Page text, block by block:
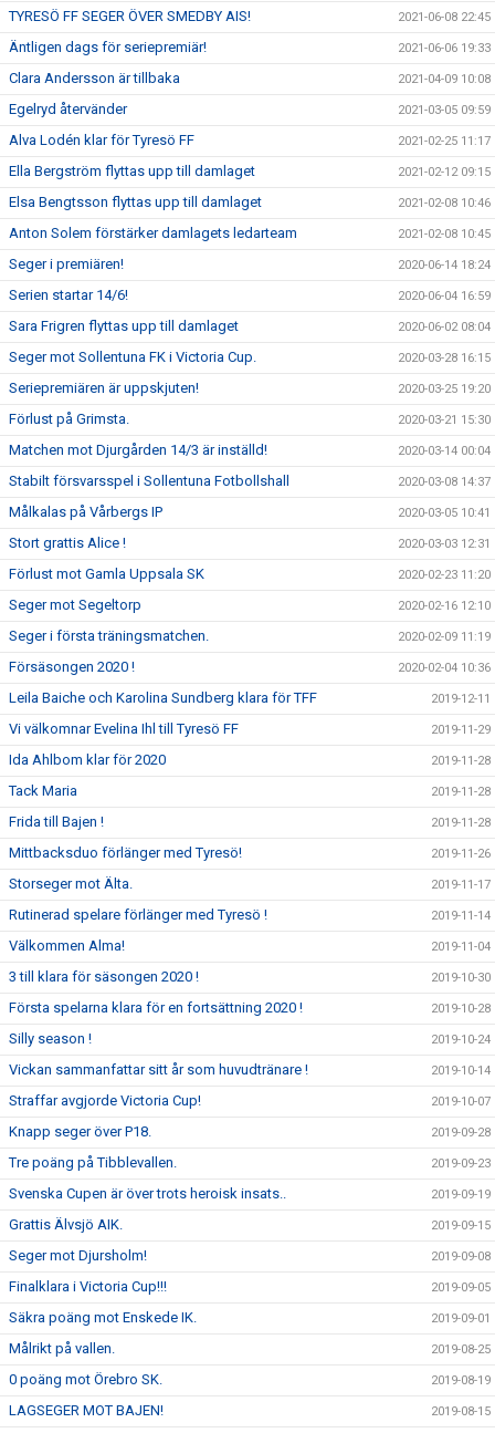
TYRESÖ FF SEGER ÖVER SMEDBY AIS! 2021-06-08 22:45
Äntligen dags för seriepremiär! 2021-06-06 19:33
Clara Andersson är tillbaka 2021-04-09 10:08
Egelryd återvänder 2021-03-05 09:59
Alva Lodén klar för Tyresö FF 2021-02-25 11:17
Ella Bergström flyttas upp till damlaget 2021-02-12 09:15
Elsa Bengtsson flyttas upp till damlaget 2021-02-08 10:46
Anton Solem förstärker damlagets ledarteam 2021-02-08 10:45
Seger i premiären! 2020-06-14 18:24
Serien startar 14/6! 2020-06-04 16:59
Sara Frigren flyttas upp till damlaget 2020-06-02 08:04
Seger mot Sollentuna FK i Victoria Cup. 2020-03-28 16:15
Seriepremiären är uppskjuten! 2020-03-25 19:20
Förlust på Grimsta. 2020-03-21 15:30
Matchen mot Djurgården 14/3 är inställd! 2020-03-14 00:04
Stabilt försvarsspel i Sollentuna Fotbollshall 2020-03-08 14:37
Målkalas på Vårbergs IP 2020-03-05 10:41
Stort grattis Alice ! 2020-03-03 12:31
Förlust mot Gamla Uppsala SK 2020-02-23 11:20
Seger mot Segeltorp 2020-02-16 12:10
Seger i första träningsmatchen. 2020-02-09 11:19
Försäsongen 2020 ! 2020-02-04 10:36
Leila Baiche och Karolina Sundberg klara för TFF 2019-12-11
Vi välkomnar Evelina Ihl till Tyresö FF 2019-11-29
Ida Ahlbom klar för 2020 2019-11-28
Tack Maria 2019-11-28
Frida till Bajen ! 2019-11-28
Mittbacksduo förlänger med Tyresö! 2019-11-26
Storseger mot Älta. 2019-11-17
Rutinerad spelare förlänger med Tyresö ! 2019-11-14
Välkommen Alma! 2019-11-04
3 till klara för säsongen 2020 ! 2019-10-30
Första spelarna klara för en fortsättning 2020 ! 2019-10-28
Silly season ! 2019-10-24
Vickan sammanfattar sitt år som huvudtränare ! 2019-10-14
Straffar avgjorde Victoria Cup! 2019-10-07
Knapp seger över P18. 2019-09-28
Tre poäng på Tibblevallen. 2019-09-23
Svenska Cupen är över trots heroisk insats.. 2019-09-19
Grattis Älvsjö AIK. 2019-09-15
Seger mot Djursholm! 2019-09-08
Finalklara i Victoria Cup!!! 2019-09-05
Säkra poäng mot Enskede IK. 2019-09-01
Målrikt på vallen. 2019-08-25
0 poäng mot Örebro SK. 2019-08-19
LAGSEGER MOT BAJEN! 2019-08-15